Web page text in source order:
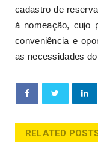
cadastro de
à nomeação, cujo
conveniência e
as necessidades
RELATED